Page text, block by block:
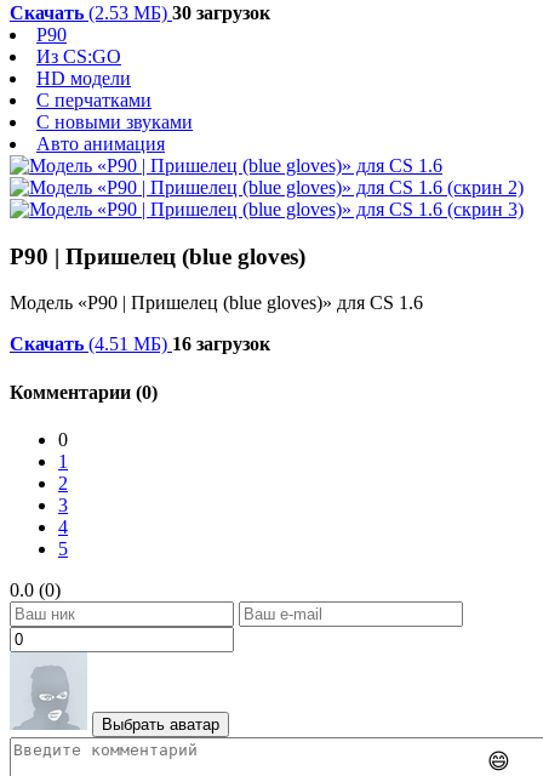
Скачать (2.53 МБ) 30 загрузок
P90
Из CS:GO
HD модели
С перчатками
С новыми звуками
Авто анимация
P90 | Пришелец (blue gloves)
Модель «P90 | Пришелец (blue gloves)» для CS 1.6
Скачать (4.51 МБ) 16 загрузок
Комментарии (0)
0
1
2
3
4
5
0.0 (0)
Выбрать аватар
😄